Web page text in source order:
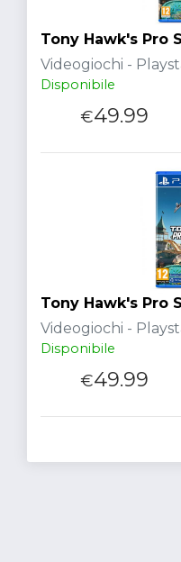
Tony Hawk's Pro
Videogiochi -
Disponibile
€49.99
Tony Hawk's Pro
Videogiochi -
Disponibile
€49.99